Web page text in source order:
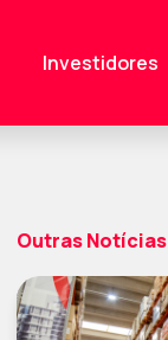
Investidores
Outras Notícias